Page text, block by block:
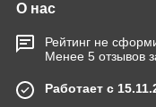
О нас
Рейтинг не
Менее 5 отзывов
Работает с